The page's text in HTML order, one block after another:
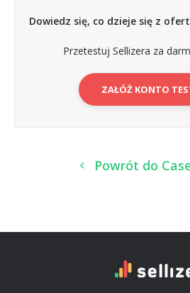
Dowiedz się, co dzieje się z
Przetestuj Sellizera za
ZAŁÓŻ KONTO
Powrót do